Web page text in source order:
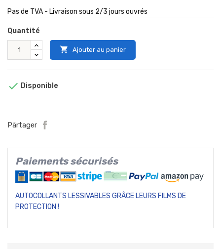
Pas de TVA - Livraison sous 2/3 jours ouvrés
Quantité
 Ajouter au panier
 Disponible
Pärtager
Paiements sécurisés
AUTOCOLLANTS LESSIVABLES GRÂCE LEURS FILMS DE
PROTECTION !